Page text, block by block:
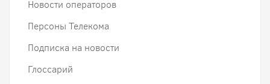
Новости операторов
Персоны Телекома
Подписка на новости
Глоссарий